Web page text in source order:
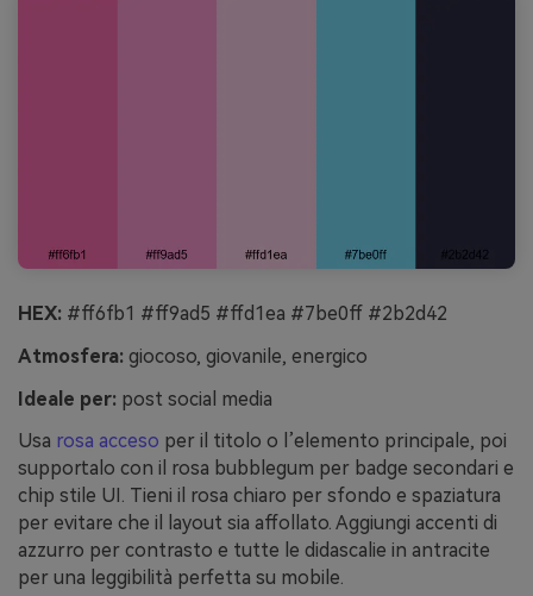
HEX: #ff6fb1 #ff9ad5 #ffd1ea #7be0ff #2b2d42
Atmosfera: giocoso, giovanile, energico
Ideale per: post social media
Usa rosa acceso per il titolo o l’elemento principale, poi
supportalo con il rosa bubblegum per badge secondari e
chip stile UI. Tieni il rosa chiaro per sfondo e spaziatura
per evitare che il layout sia affollato. Aggiungi accenti di
azzurro per contrasto e tutte le didascalie in antracite
per una leggibilità perfetta su mobile.